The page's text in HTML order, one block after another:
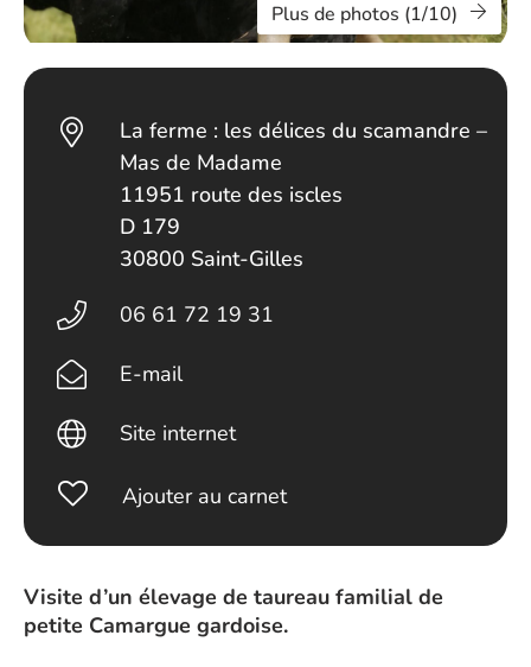
Plus de photos (1/10)
Visite d’un élevage de taureau familial de
petite Camargue gardoise.
La ferme : les délices du scamandre –
Mas de Madame
11951 route des iscles
D 179
30800 Saint-Gilles
06 61 72 19 31
E-mail
Site internet
Ajouter au carnet